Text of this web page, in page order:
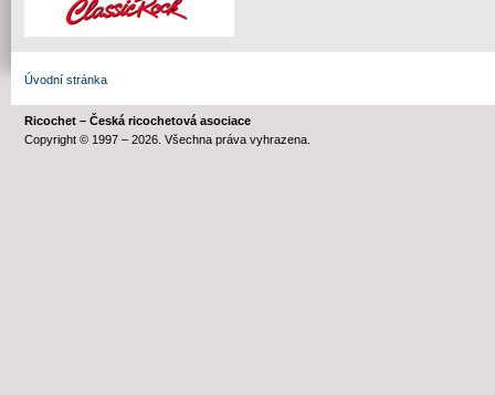
Úvodní stránka
Ricochet – Česká ricochetová asociace
Copyright © 1997 – 2026. Všechna práva vyhrazena.